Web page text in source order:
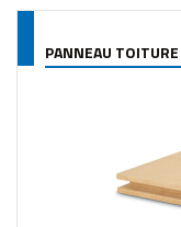
PANNEAU